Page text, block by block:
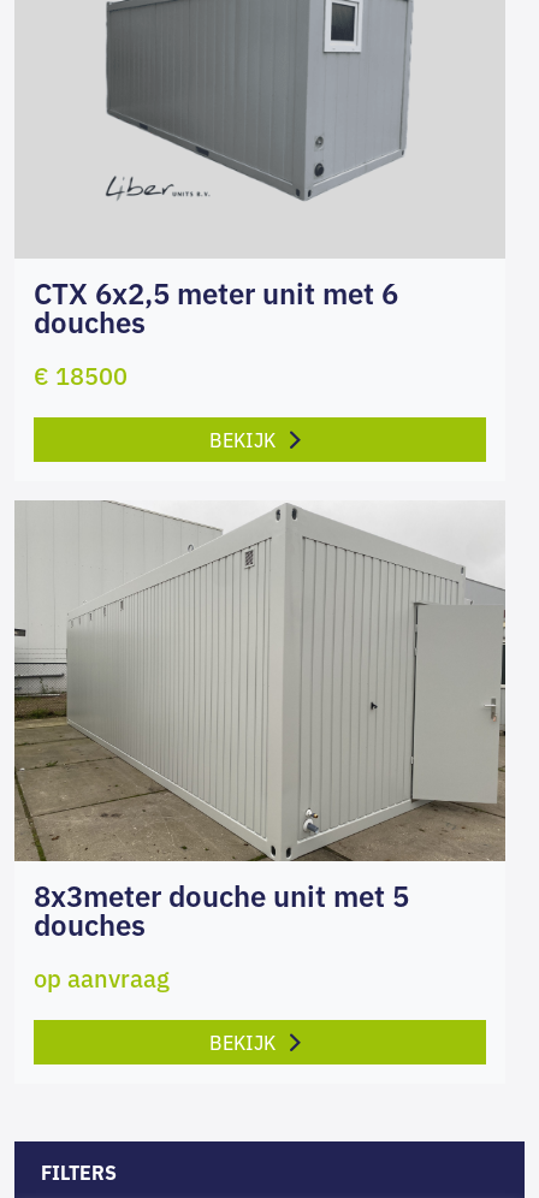
FILTERS
CTX 6x2,5 meter unit met 6
douches
€ 18500
BEKIJK
8x3meter douche unit met 5
douches
op aanvraag
BEKIJK